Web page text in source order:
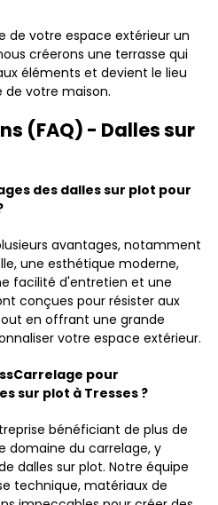
de votre espace extérieur un
créerons une terrasse qui
éléments et devient le lieu
votre maison.
(FAQ) - Dalles sur
des dalles sur plot pour
avantages, notamment
une esthétique moderne,
facilité d'entretien et une
conçues pour résister aux
en offrant une grande
votre espace extérieur.
pour
sur plot à Tresses ?
bénéficiant de plus de
domaine du carrelage, y
dalles sur plot. Notre équipe
technique, matériaux de